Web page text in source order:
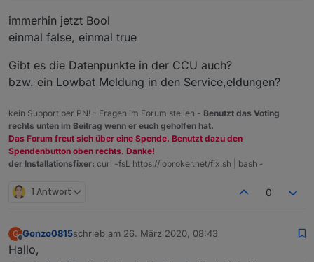
immerhin jetzt Bool
einmal false, einmal true
Gibt es die Datenpunkte in der CCU auch?
bzw. ein Lowbat Meldung in den Service,eldungen?
kein Support per PN! - Fragen im Forum stellen - Benutzt das Voting
rechts unten im Beitrag wenn er euch geholfen hat.
Das Forum freut sich über eine Spende. Benutzt dazu den
Spendenbutton oben rechts. Danke!
der Installationsfixer: curl -fsL https://iobroker.net/fix.sh | bash -
1 Antwort 0
G
Offline
Gonzo0815schrieb am 26. März 2020, 08:43
zuletzt editiert von
Hallo,